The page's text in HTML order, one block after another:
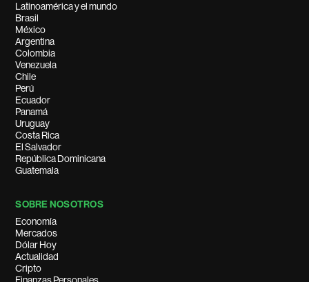
Latinoamérica y el mundo
Brasil
México
Argentina
Colombia
Venezuela
Chile
Perú
Ecuador
Panamá
Uruguay
Costa Rica
El Salvador
República Dominicana
Guatemala
SOBRE NOSOTROS
Economía
Mercados
Dólar Hoy
Actualidad
Cripto